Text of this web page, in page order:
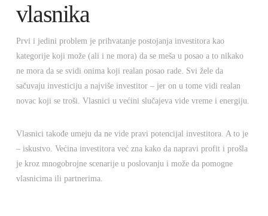
vlasnika
Prvi i jedini problem je prihvatanje postojanja investitora kao
kategorije koji može (ali i ne mora) da se meša u posao a to nikako
ne mora da se svidi onima koji realan posao rade. Svi žele da
sačuvaju investiciju a najviše investitor – jer on u tome vidi realan
novac koji se troši. Vlasnici u većini slučajeva vide vreme i energiju.
Vlasnici takođe umeju da ne vide pravi potencijal investitora. A to je
– iskustvo. Većina investitora već zna kako da napravi profit i prošla
je kroz mnogobrojne scenarije u poslovanju i može da pomogne
vlasnicima ili partnerima.